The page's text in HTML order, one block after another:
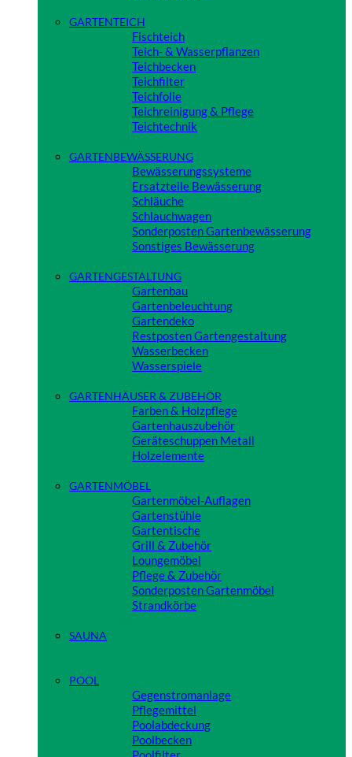
GARTENTEICH
Fischteich
Teich- & Wasserpflanzen
Teichbecken
Teichfilter
Teichfolie
Teichreinigung & Pflege
Teichtechnik
GARTENBEWÄSSERUNG
Bewässerungssysteme
Ersatzteile Bewässerung
Schläuche
Schlauchwagen
Sonderposten Gartenbewässerung
Sonstiges Bewässerung
GARTENGESTALTUNG
Gartenbau
Gartenbeleuchtung
Gartendeko
Restposten Gartengestaltung
Wasserbecken
Wasserspiele
GARTENHÄUSER & ZUBEHÖR
Farben & Holzpflege
Gartenhauszubehör
Geräteschuppen Metall
Holzelemente
GARTENMÖBEL
Gartenmöbel-Auflagen
Gartenstühle
Gartentische
Grill & Zubehör
Loungemöbel
Pflege & Zubehör
Sonderposten Gartenmöbel
Strandkörbe
SAUNA
POOL
Gegenstromanlage
Pflegemittel
Poolabdeckung
Poolbecken